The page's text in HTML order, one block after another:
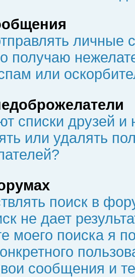
личные
получаю
или
списки друзей
или удалять
поиск в
не дает
моего поиска я
сообщения и